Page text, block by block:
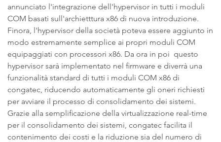
annunciato l'integrazione dell'hypervisor in tutti i moduli
COM basati sull'archietttura x86 di nuova introduzione.
Finora, l'hypervisor della società poteva essere aggiunto in
modo estremamente semplice ai propri moduli COM
equipaggiati con processori x86. Da ora in poi questo
hypervisor sarà implementato nel firmware e diverrà una
funzionalità standard di tutti i moduli COM x86 di
congatec, riducendo automaticamente gli oneri richiesti
per avviare il processo di consolidamento dei sistemi.
Grazie alla semplificazione della virtualizzazione real-time
per il consolidamento dei sistemi, congatec facilita il
contenimento dei costi e la riduzione sia del numero di